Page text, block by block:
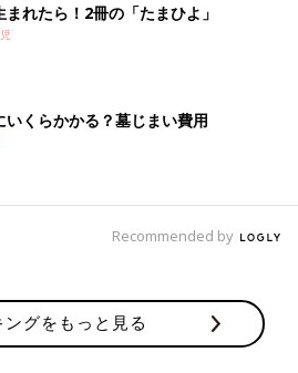
れたら！2冊の「たまひよ」
いくらかかる？墓じまい費用
Recommended by
ングをもっと見る